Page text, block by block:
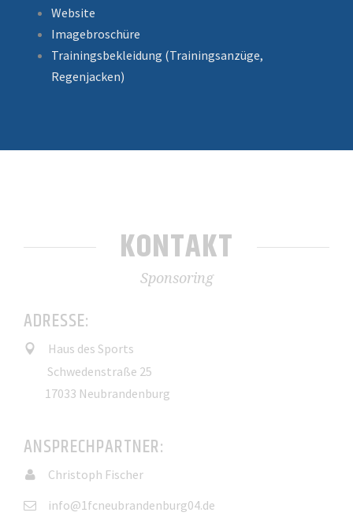
Website
Imagebroschüre
Trainingsbekleidung (Trainingsanzüge,
Regenjacken)
KONTAKT
Sponsoring
ADRESSE:
Haus des Sports
Schwedenstraße 25
17033 Neubrandenburg
ANSPRECHPARTNER:
Christoph Fischer
info@1fcneubrandenburg04.de